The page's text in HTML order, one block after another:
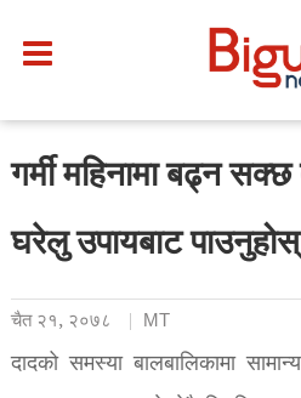
गर्मी महिनामा बढ्न
घरेलु उपायबाट
चैत २१, २०७८ MT
दादको समस्या बालबालिकामा